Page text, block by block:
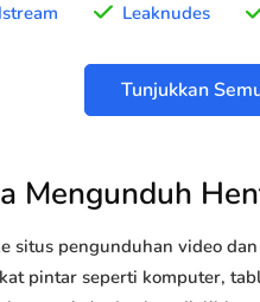
Leaknudes
Tunjukkan
Mengunduh
situs pengunduhan video
pintar seperti komputer,